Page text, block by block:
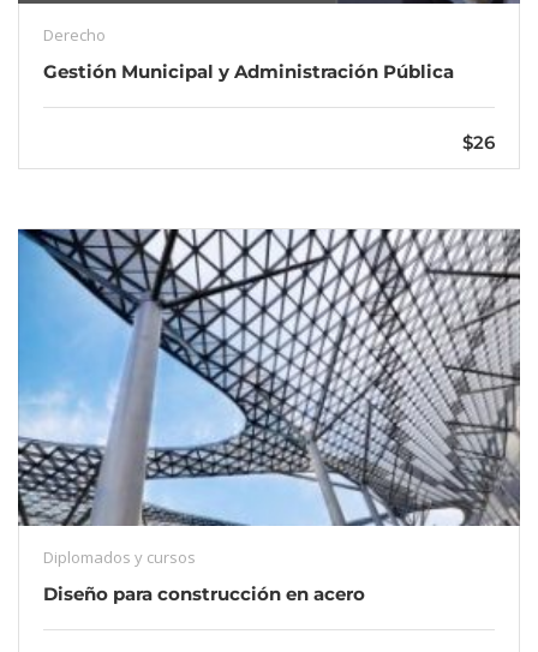
Derecho
Gestión Municipal y Administración Pública
$26
Diplomados y cursos
Diseño para construcción en acero